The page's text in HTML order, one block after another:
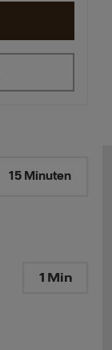
15 Minuten
1 Min